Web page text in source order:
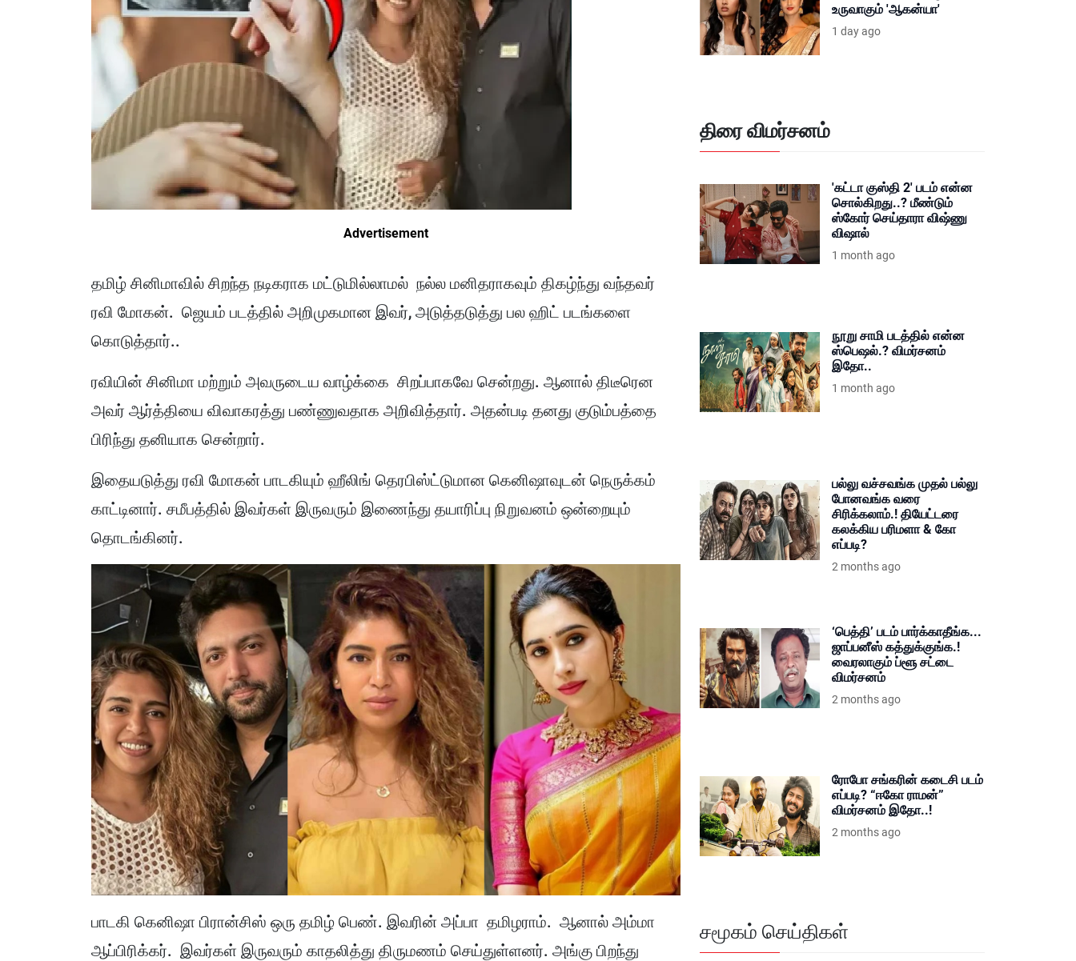
Advertisement
தமிழ் சினிமாவில் சிறந்த நடிகராக மட்டுமில்லாமல் நல்ல மனிதராகவும் திகழ்ந்து வந்தவர்
ரவி மோகன். ஜெயம் படத்தில் அறிமுகமான இவர், அடுத்தடுத்து பல ஹிட் படங்களை
கொடுத்தார்..
ரவியின் சினிமா மற்றும் அவருடைய வாழ்க்கை சிறப்பாகவே சென்றது. ஆனால் திடீரென
அவர் ஆர்த்தியை விவாகரத்து பண்ணுவதாக அறிவித்தார். அதன்படி தனது குடும்பத்தை
பிரிந்து தனியாக சென்றார்.
இதையடுத்து ரவி மோகன் பாடகியும் ஹீலிங் தெரபிஸ்ட்டுமான கெனிஷாவுடன் நெருக்கம்
காட்டினார். சமீபத்தில் இவர்கள் இருவரும் இணைந்து தயாரிப்பு நிறுவனம் ஒன்றையும்
தொடங்கினர்.
பாடகி கெனிஷா பிரான்சிஸ் ஒரு தமிழ் பெண். இவரின் அப்பா தமிழராம். ஆனால் அம்மா
ஆப்பிரிக்கர். இவர்கள் இருவரும் காதலித்து திருமணம் செய்துள்ளனர். அங்கு பிறந்து
உருவாகும் 'ஆகன்யா'
1 day ago
திரை விமர்சனம்
'கட்டா குஸ்தி 2' படம் என்ன
சொல்கிறது..? மீண்டும்
ஸ்கோர் செய்தாரா விஷ்ணு
விஷால்
1 month ago
நூறு சாமி படத்தில் என்ன
ஸ்பெஷல்.? விமர்சனம்
இதோ..
1 month ago
பல்லு வச்சவங்க முதல் பல்லு
போனவங்க வரை
சிரிக்கலாம்.! தியேட்டரை
கலக்கிய பரிமளா & கோ
எப்படி?
2 months ago
‘பெத்தி’ படம் பார்க்காதீங்க...
ஜாப்பனீஸ் கத்துக்குங்க.!
வைரலாகும் ப்ளூ சட்டை
விமர்சனம்
2 months ago
ரோபோ சங்கரின் கடைசி படம்
எப்படி? “ஈகோ ராமன்”
விமர்சனம் இதோ..!
2 months ago
சமூகம் செய்திகள்